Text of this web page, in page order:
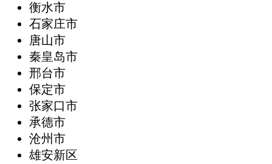
衡水市
石家庄市
唐山市
秦皇岛市
邢台市
保定市
张家口市
承德市
沧州市
雄安新区